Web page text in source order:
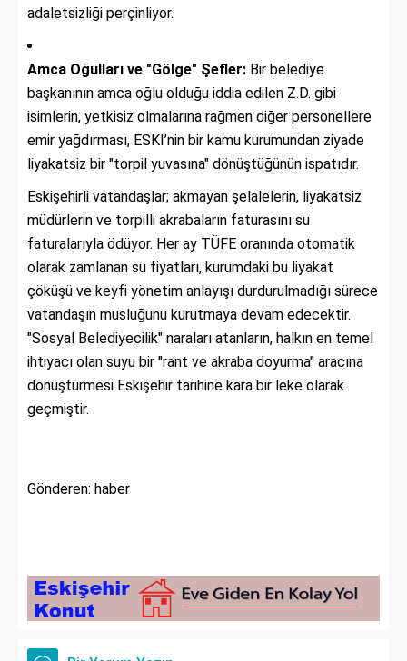
adaletsizliği perçinliyor.
Amca Oğulları ve "Gölge" Şefler: Bir belediye
başkanının amca oğlu olduğu iddia edilen Z.D. gibi
isimlerin, yetkisiz olmalarına rağmen diğer personellere
emir yağdırması, ESKİ’nin bir kamu kurumundan ziyade
liyakatsiz bir "torpil yuvasına" dönüştüğünün ispatıdır.
Eskişehirli vatandaşlar; akmayan şelalelerin, liyakatsiz
müdürlerin ve torpilli akrabaların faturasını su
faturalarıyla ödüyor. Her ay TÜFE oranında otomatik
olarak zamlanan su fiyatları, kurumdaki bu liyakat
çöküşü ve keyfi yönetim anlayışı durdurulmadığı sürece
vatandaşın musluğunu kurutmaya devam edecektir.
"Sosyal Belediyecilik" naraları atanların, halkın en temel
ihtiyacı olan suyu bir "rant ve akraba doyurma" aracına
dönüştürmesi Eskişehir tarihine kara bir leke olarak
geçmiştir.
Gönderen: haber